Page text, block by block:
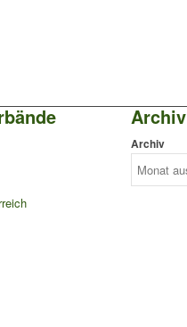
Archiv
Archiv